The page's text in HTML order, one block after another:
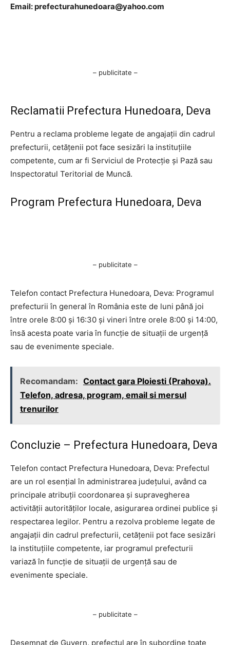
Email:prefecturahunedoara@yahoo.com
– publicitate –
Reclamatii Prefectura Hunedoara, Deva
Pentru a reclama probleme legate de angajații din cadrul
prefecturii, cetățenii pot face sesizări la instituțiile
competente, cum ar fi Serviciul de Protecție și Pază sau
Inspectoratul Teritorial de Muncă.
Program Prefectura Hunedoara, Deva
– publicitate –
Telefon contact Prefectura Hunedoara, Deva: Programul
prefecturii în general în România este de luni până joi
între orele 8:00 și 16:30 și vineri între orele 8:00 și 14:00,
însă acesta poate varia în funcție de situații de urgență
sau de evenimente speciale.
Recomandam: Contact gara Ploiesti (Prahova).
Telefon, adresa, program, email si mersul
trenurilor
Concluzie – Prefectura Hunedoara, Deva
Telefon contact Prefectura Hunedoara, Deva: Prefectul
are un rol esențial în administrarea județului, având ca
principale atribuții coordonarea și supravegherea
activității autorităților locale, asigurarea ordinei publice și
respectarea legilor. Pentru a rezolva probleme legate de
angajații din cadrul prefecturii, cetățenii pot face sesizări
la instituțiile competente, iar programul prefecturii
variază în funcție de situații de urgență sau de
evenimente speciale.
– publicitate –
Desemnat de Guvern, prefectul are în subordine toate